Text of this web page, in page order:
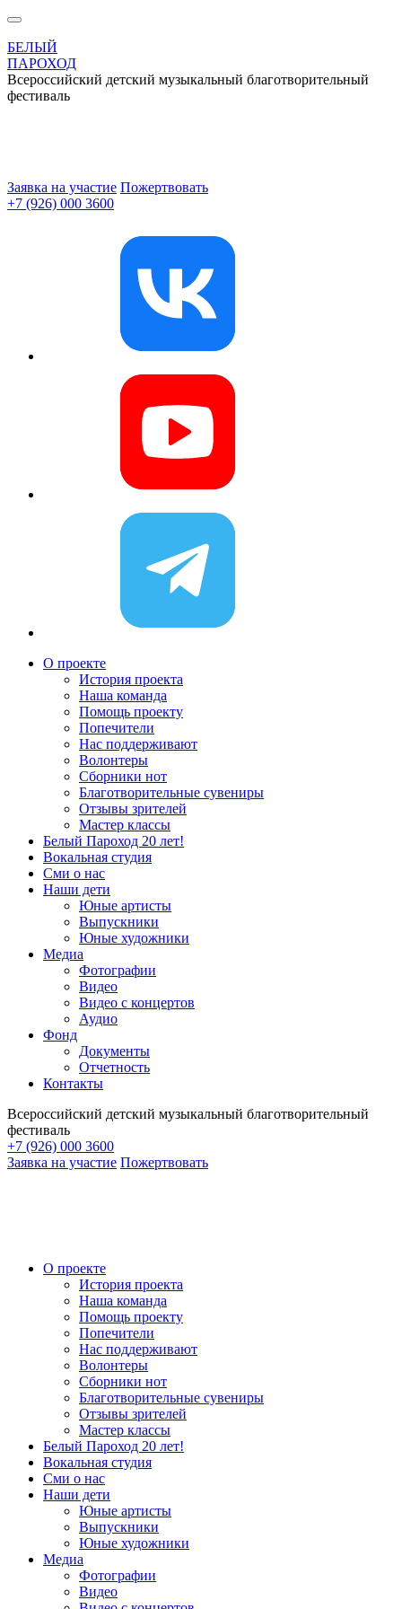
БЕЛЫЙ
ПАРОХОД
Всероссийский детский музыкальный благотворительный
фестиваль
Заявка на участие Пожертвовать
+7 (926) 000 3600
О проекте
История проекта
Наша команда
Помощь проекту
Попечители
Нас поддерживают
Волонтеры
Сборники нот
Благотворительные сувениры
Отзывы зрителей
Мастер классы
Белый Пароход 20 лет!
Вокальная студия
Сми о нас
Наши дети
Юные артисты
Выпускники
Юные художники
Медиа
Фотографии
Видео
Видео с концертов
Аудио
Фонд
Документы
Отчетность
Контакты
Всероссийский детский музыкальный благотворительный
фестиваль
+7 (926) 000 3600
Заявка на участие Пожертвовать
О проекте
История проекта
Наша команда
Помощь проекту
Попечители
Нас поддерживают
Волонтеры
Сборники нот
Благотворительные сувениры
Отзывы зрителей
Мастер классы
Белый Пароход 20 лет!
Вокальная студия
Сми о нас
Наши дети
Юные артисты
Выпускники
Юные художники
Медиа
Фотографии
Видео